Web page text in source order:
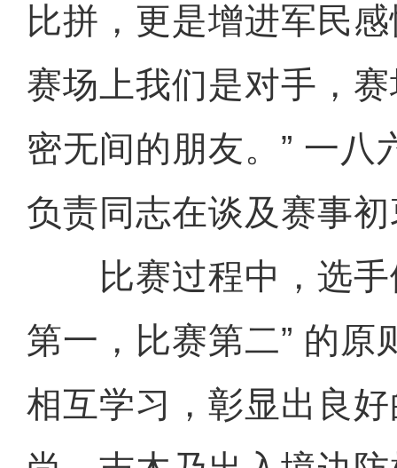
比拼，更是增进军民
赛场上我们是对手，
密无间的朋友。” 一八
负责同志在谈及赛事
比赛过程中，选手
第一，比赛第二” 的原
相互学习，彰显出良